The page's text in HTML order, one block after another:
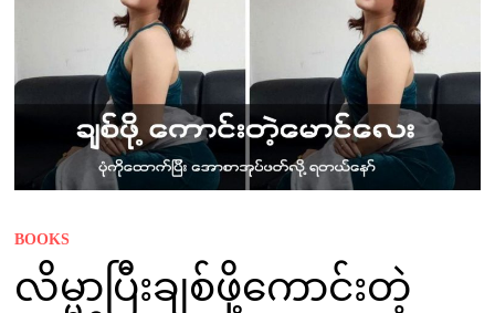
BOOKS
လိမ္မာပြီးချစ်ဖို့ကောင်းတဲ့